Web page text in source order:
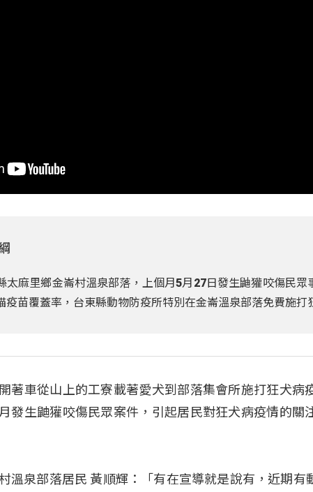
太麻里鄉金崙村溫泉部落，上個月5月27日發生鼬獾咬傷民
疫苗覆蓋率，台東縣動物防疫所特別在金崙溫泉部落免費施打
著車從山上的工寮載著愛犬到部落集會所施打狂犬病
月發生鼬獾咬傷民眾案件，引起居民對狂犬病疫情的
溫泉部落居民 黃順輝：「有在宣導就是說有，近期有